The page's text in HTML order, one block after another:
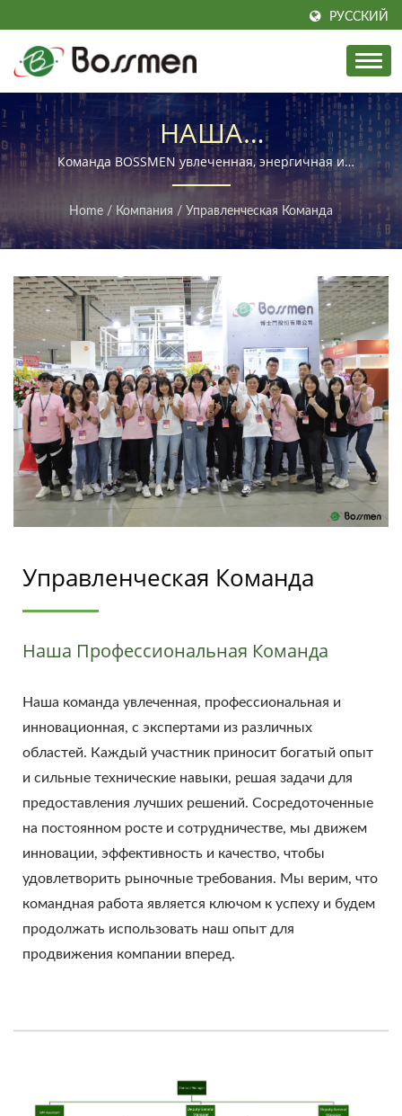
РУССКИЙ
НАША
ПРОФЕССИОНАЛЬНАЯ
КОМАНДА
Команда BOSSMEN увлеченная, энергичная и
совместная
Home / Компания / Управленческая Команда
Управленческая Команда
Наша Профессиональная Команда
Наша команда увлеченная, профессиональная и
инновационная, с экспертами из различных
областей. Каждый участник приносит богатый опыт
и сильные технические навыки, решая задачи для
предоставления лучших решений. Сосредоточенные
на постоянном росте и сотрудничестве, мы движем
инновации, эффективность и качество, чтобы
удовлетворить рыночные требования. Мы верим, что
командная работа является ключом к успеху и будем
продолжать использовать наш опыт для
продвижения компании вперед.